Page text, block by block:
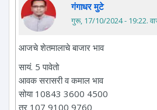
गंगाधर मुटे
गुरू, 17/10/2024 - 19:22.
आजचे शेतमालाचे बाजार भाव
सायं. 5 पावेतो
आवक सरासरी व कमाल भाव
सोया 10843 3600 4500
तुर 107 9100 9760